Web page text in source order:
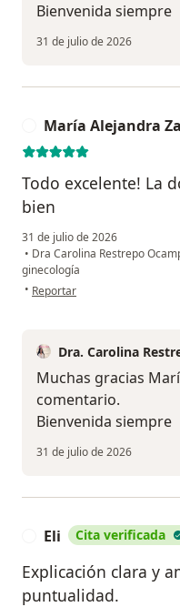
Bienvenida siempre
31 de julio de 2026
María Alejandra
Todo excelente! La
bien
31 de julio de 2026
• Dra Carolina Restrepo
ginecología
• en opinión del usuario María
Reportar
Dra. Carolina
Muchas gracias
comentario.
Bienvenida siempre
31 de julio de 2026
Eli Cita verificada
Explicación clara y
puntualidad.